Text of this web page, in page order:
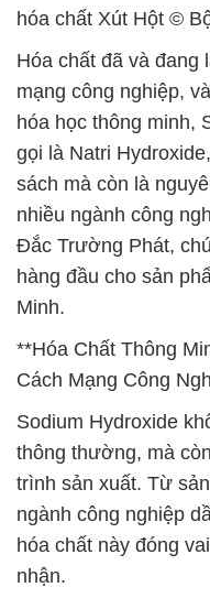
hóa chất Xút Hột ©
Hóa chất đã và đang
mạng công nghiệp,
hóa học thông minh,
gọi là Natri
sách mà còn là
nhiều ngành công
Đắc Trường Phát,
hàng đầu cho sản
Minh.
**Hóa Chất Thông
Cách Mạng Công
Sodium Hydroxide
thông thường, mà
trình sản xuất. Từ
ngành công nghiệp
hóa chất này đóng
nhận.